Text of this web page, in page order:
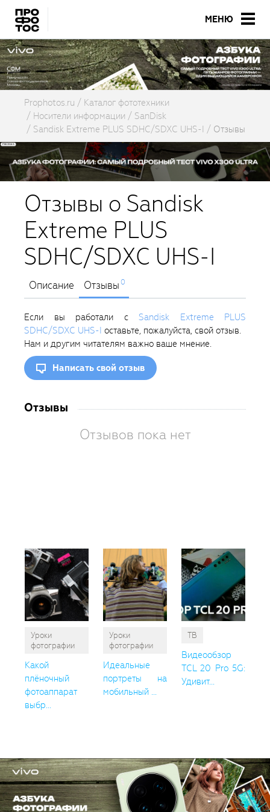
МЕНЮ
Prophotos.ru
Каталог фототехники
Носители информации
SanDisk
Sandisk Extreme PLUS SDHC/SDXC UHS-I
Отзывы
Отзывы о Sandisk
Extreme PLUS
SDHC/SDXC UHS-I
Описание Отзывы0
Если вы работали с Sandisk Extreme PLUS
SDHC/SDXC UHS-I оставьте, пожалуйста, свой отзыв.
Нам и другим читателям важно ваше мнение.
Написать свой отзыв
Отзывы
Отзывов пока нет
Уроки
фотографии
Какой
плёночный
фотоаппарат
выбр...
Уроки
фотографии
Идеальные
портреты на
мобильный ...
ТВ
Видеообзор
TCL 20 Pro 5G:
Удивит...